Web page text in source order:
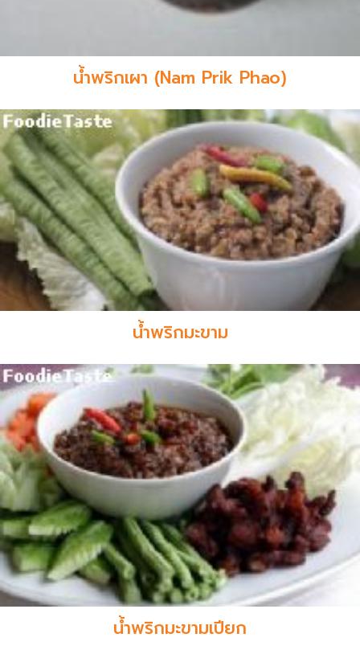
น้ำพริกเผา (Nam Prik Phao)
น้ำพริกมะขาม
น้ำพริกมะขามเปียก